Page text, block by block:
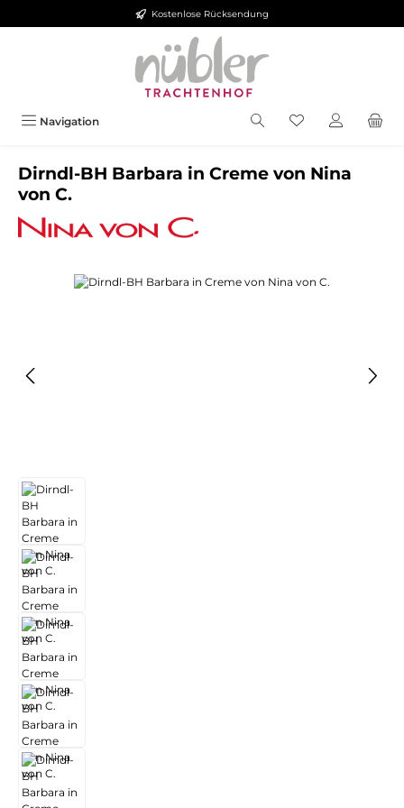
Zum Hauptinhalt springen Kostenlose Rücksendung
Navigation
Dirndl-BH Barbara in Creme von Nina
von C.
Bildergalerie überspringen